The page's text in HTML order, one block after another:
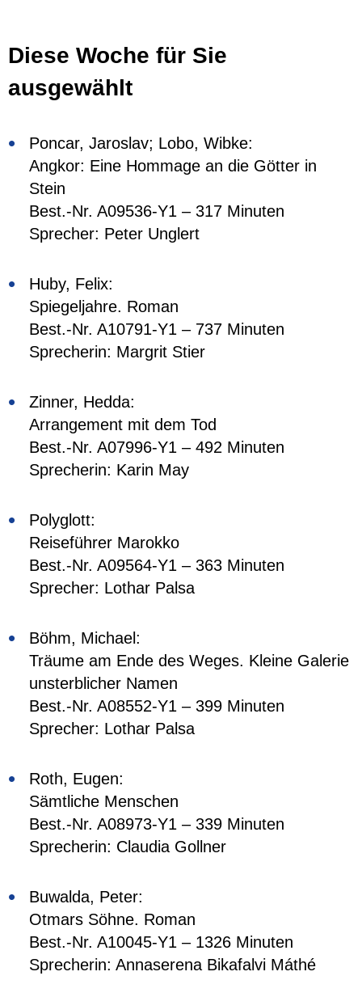
Diese Woche für Sie
ausgewählt
Poncar, Jaroslav; Lobo, Wibke:
Angkor: Eine Hommage an die Götter in
Stein
Best.-Nr. A09536-Y1 – 317 Minuten
Sprecher: Peter Unglert
Huby, Felix:
Spiegeljahre. Roman
Best.-Nr. A10791-Y1 – 737 Minuten
Sprecherin: Margrit Stier
Zinner, Hedda:
Arrangement mit dem Tod
Best.-Nr. A07996-Y1 – 492 Minuten
Sprecherin: Karin May
Polyglott:
Reiseführer Marokko
Best.-Nr. A09564-Y1 – 363 Minuten
Sprecher: Lothar Palsa
Böhm, Michael:
Träume am Ende des Weges. Kleine Galerie
unsterblicher Namen
Best.-Nr. A08552-Y1 – 399 Minuten
Sprecher: Lothar Palsa
Roth, Eugen:
Sämtliche Menschen
Best.-Nr. A08973-Y1 – 339 Minuten
Sprecherin: Claudia Gollner
Buwalda, Peter:
Otmars Söhne. Roman
Best.-Nr. A10045-Y1 – 1326 Minuten
Sprecherin: Annaserena Bikafalvi Máthé